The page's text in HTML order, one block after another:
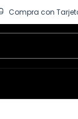
Compra con